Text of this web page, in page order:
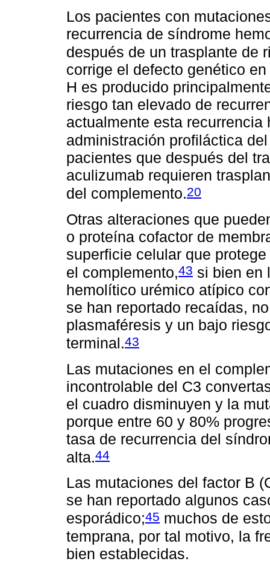
Los pacientes con
recurrencia de síndrome
después de un trasplante de
corrige el defecto genético
H es producido
riesgo tan elevado de
actualmente esta
administración profiláctica
pacientes que después del
aculizumab requieren
del complemento.20
Otras alteraciones que
o proteína cofactor de
superficie celular que
el complemento,43 si bien en
hemolítico urémico atípico
se han reportado recaídas,
plasmaféresis y un bajo
terminal.43
Las mutaciones en el
incontrolable del C3
el cuadro disminuyen y la
porque entre 60 y 80%
tasa de recurrencia del
alta.44
Las mutaciones del factor B
se han reportado algunos
esporádico;45 muchos de
temprana, por tal motivo, la
bien establecidas.